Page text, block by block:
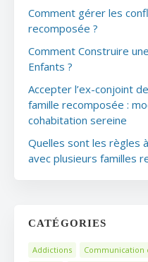
Comment gérer les
recomposée ?
Comment Construire
Enfants ?
Accepter l’ex-conjoint
famille recomposée :
cohabitation sereine
Quelles sont les règles
avec plusieurs familles
CATÉGORIES
Addictions Communication